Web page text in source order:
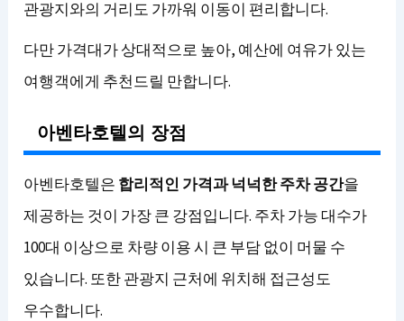
관광지와의 거리도 가까워 이동이 편리합니다.
다만 가격대가 상대적으로 높아, 예산에 여유가 있는
여행객에게 추천드릴 만합니다.
아벤타호텔의 장점
아벤타호텔은 합리적인 가격과 넉넉한 주차 공간을
제공하는 것이 가장 큰 강점입니다. 주차 가능 대수가
100대 이상으로 차량 이용 시 큰 부담 없이 머물 수
있습니다. 또한 관광지 근처에 위치해 접근성도
우수합니다.